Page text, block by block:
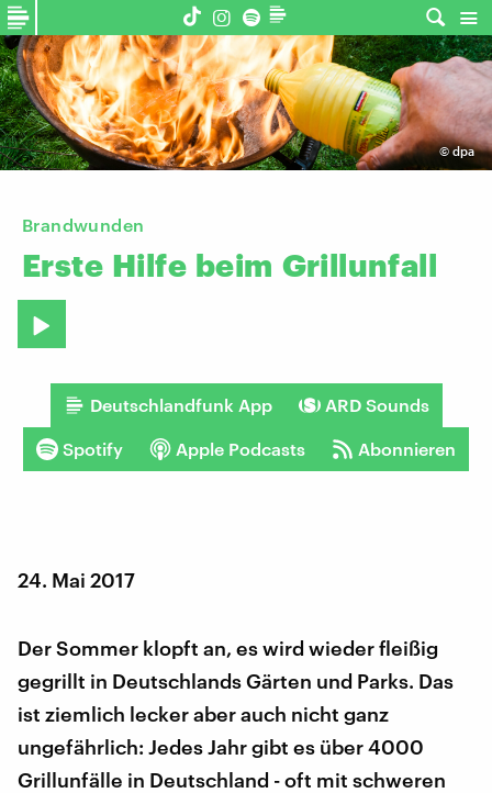
©dpa
Brandwunden
Erste Hilfe beim Grillunfall
Deutschlandfunk App ARD Sounds
Spotify Apple Podcasts Abonnieren
24. Mai 2017
Der Sommer klopft an, es wird wieder fleißig
gegrillt in Deutschlands Gärten und Parks. Das
ist ziemlich lecker aber auch nicht ganz
ungefährlich: Jedes Jahr gibt es über 4000
Grillunfälle in Deutschland - oft mit schweren